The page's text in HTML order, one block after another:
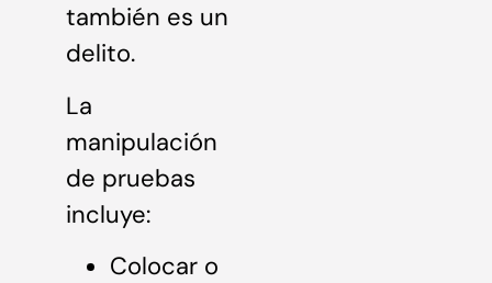
también es un
delito.
La
manipulación
de pruebas
incluye:
Colocar o